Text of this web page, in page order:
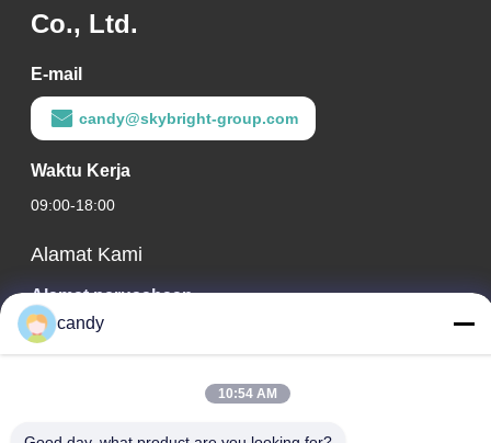
Co., Ltd.
E-mail
candy@skybright-group.com
Waktu Kerja
09:00-18:00
Alamat Kami
Alamat perusahaan
RM. 1601-1603, 1606-1608, 1610, NO. 21 JIHUA 5TH RD,
candy
10:54 AM